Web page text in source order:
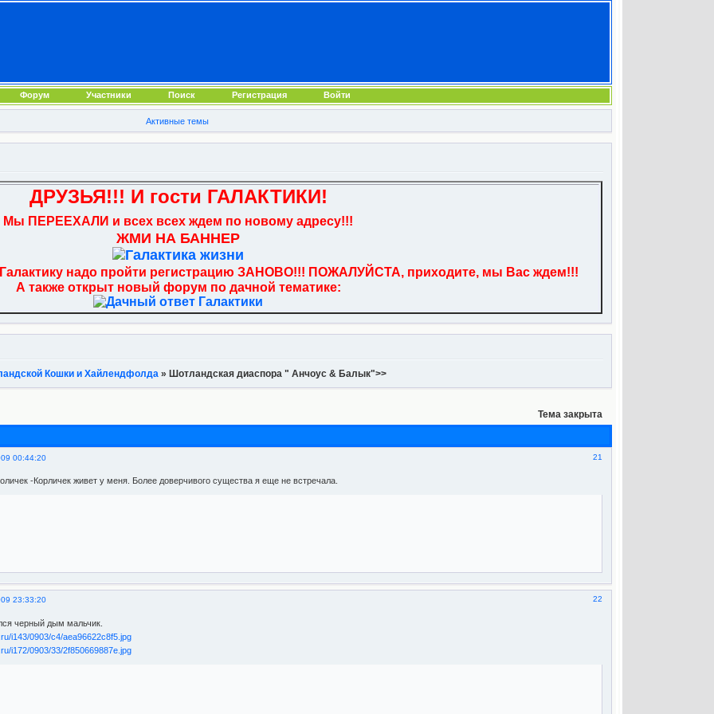
Форум Участники Поиск Регистрация Войти
Активные темы
ДРУЗЬЯ!!! И гости ГАЛАКТИКИ!
Мы ПЕРЕЕХАЛИ и всех всех ждем по новому адресу!!!
ЖМИ НА БАННЕР
надо пройти регистрацию ЗАНОВО!!! ПОЖАЛУЙСТА, приходите, мы Вас ждем!!!
А также открыт новый форум по дачной тематике:
Кошки и Хайлендфолда » Шотландская диаспора " Анчоус & Балык">>
Тема закрыта
21
00:44:20
-Корличек живет у меня. Более доверчивого существа я еще не встречала.
22
23:33:20
черный дым мальчик.